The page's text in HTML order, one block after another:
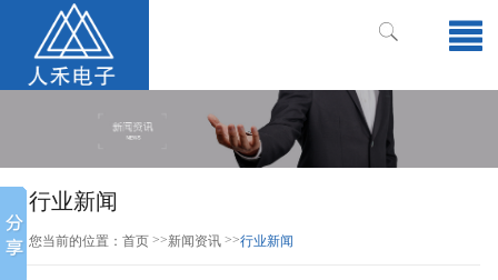
行业新闻
您当前的位置： 首页 >>新闻资讯 >>行业新闻